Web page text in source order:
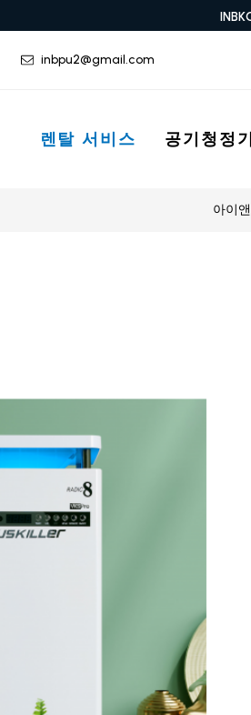
inbpu2@gmail.com
렌탈 서비스 공기청정기
아이